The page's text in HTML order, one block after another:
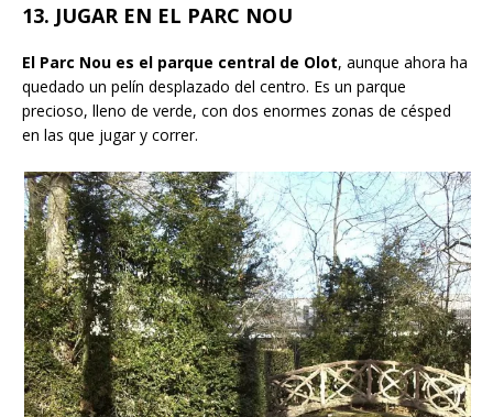
13. JUGAR EN EL PARC NOU
El Parc Nou es el parque central de Olot, aunque ahora ha
quedado un pelín desplazado del centro. Es un parque
precioso, lleno de verde, con dos enormes zonas de césped
en las que jugar y correr.